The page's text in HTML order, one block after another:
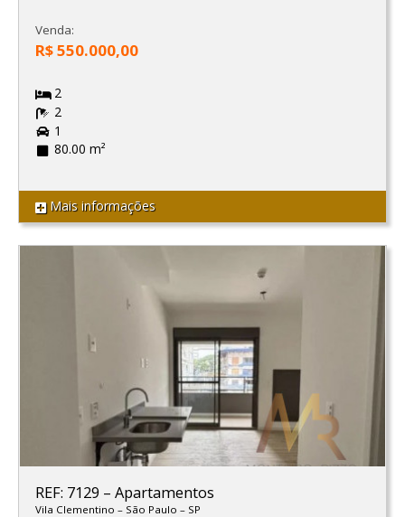
Venda:
R$ 550.000,00
2
2
1
80.00 m²
Mais informações
REF: 7129 – Apartamentos
Vila Clementino – São Paulo – SP